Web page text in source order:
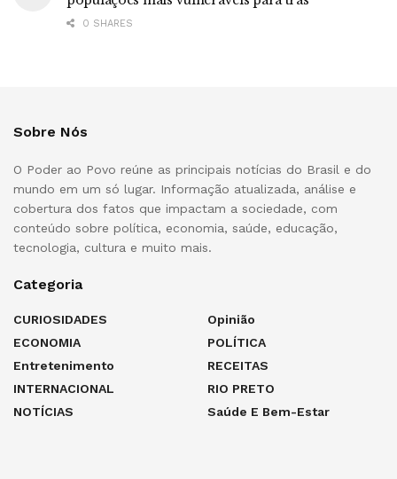
0 SHARES
Sobre Nós
O Poder ao Povo reúne as principais notícias do Brasil e do
mundo em um só lugar. Informação atualizada, análise e
cobertura dos fatos que impactam a sociedade, com
conteúdo sobre política, economia, saúde, educação,
tecnologia, cultura e muito mais.
Categoria
CURIOSIDADES
ECONOMIA
Entretenimento
INTERNACIONAL
NOTÍCIAS
Opinião
POLÍTICA
RECEITAS
RIO PRETO
Saúde E Bem-Estar